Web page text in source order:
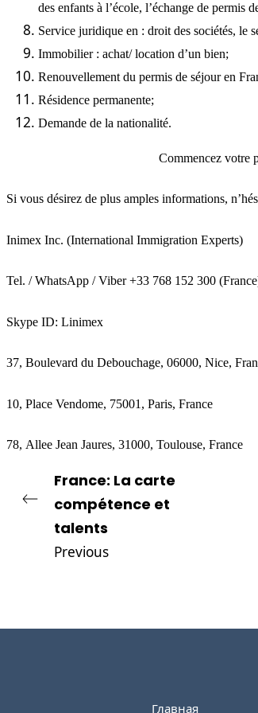
des enfants à l’école, l’échange de permis
Service juridique en : droit des sociétés, le
Immobilier : achat/ location d’un bien;
Renouvellement du permis de séjour en
Résidence permanente;
Demande de la nationalité.
Commencez votre
Si vous désirez de plus amples informations,
Inimex Inc. (International Immigration Experts)
Tel. / WhatsApp / Viber +33 768 152 300
Skype ID: Linimex
37, Boulevard du Debouchage, 06000, Nice,
10, Place Vendome, 75001, Paris, France
78, Allee Jean Jaures, 31000, Toulouse, France
France: La carte
compétence et
talents
Previous
Главная